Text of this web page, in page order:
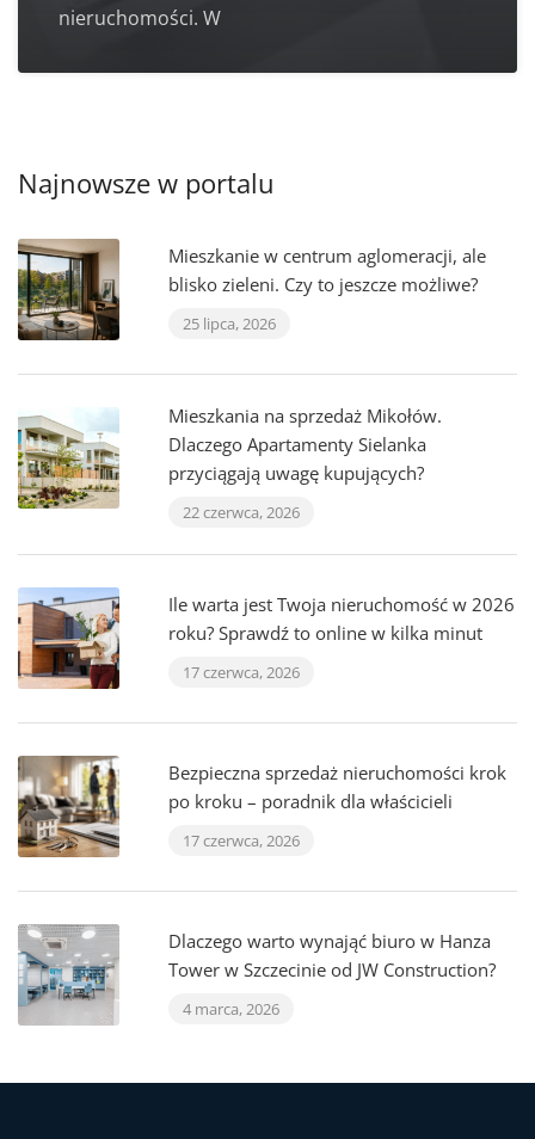
nieruchomości. W
Najnowsze w portalu
Mieszkanie w centrum aglomeracji, ale
blisko zieleni. Czy to jeszcze możliwe?
25 lipca, 2026
Mieszkania na sprzedaż Mikołów.
Dlaczego Apartamenty Sielanka
przyciągają uwagę kupujących?
22 czerwca, 2026
Ile warta jest Twoja nieruchomość w 2026
roku? Sprawdź to online w kilka minut
17 czerwca, 2026
Bezpieczna sprzedaż nieruchomości krok
po kroku – poradnik dla właścicieli
17 czerwca, 2026
Dlaczego warto wynająć biuro w Hanza
Tower w Szczecinie od JW Construction?
4 marca, 2026